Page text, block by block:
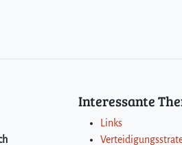
Interessante
Links